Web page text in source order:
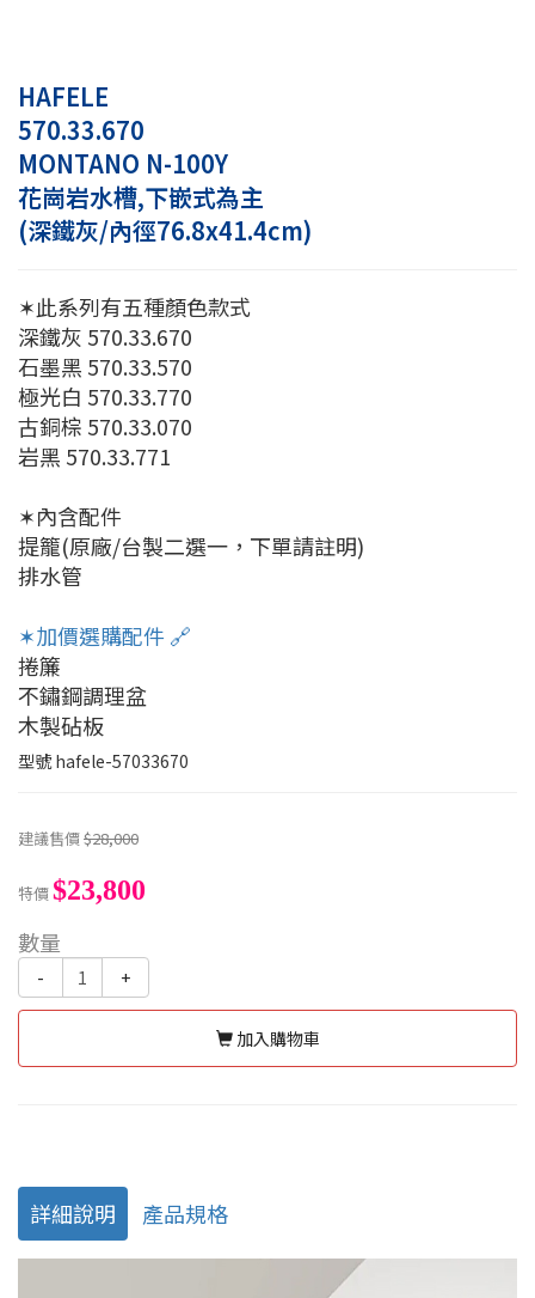
HAFELE
570.33.670
MONTANO N-100Y
花崗岩水槽,下嵌式為主
(深鐵灰/內徑76.8x41.4cm)
✶此系列有五種顏色款式
深鐵灰 570.33.670
石墨黑 570.33.570
極光白 570.33.770
古銅棕 570.33.070
岩黑 570.33.771
✶內含配件
提籠(原廠/台製二選一，下單請註明)
排水管
✶加價選購配件 🔗
捲簾
不鏽鋼調理盆
木製砧板
型號hafele-57033670
建議售價$28,000
特價$23,800
數量
- +
加入購物車
詳細說明 產品規格